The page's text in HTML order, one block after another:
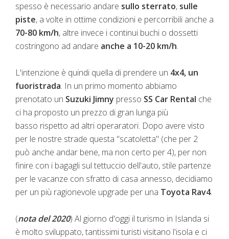
spesso è necessario andare sullo sterrato, sulle
piste, a volte in ottime condizioni e percorribili anche a
70-80 km/h, altre invece i continui buchi o dossetti
costringono ad andare anche a 10-20 km/h.
L'intenzione è quindi quella di prendere un 4x4, un
fuoristrada. In un primo momento abbiamo
prenotato un Suzuki Jimny presso SS Car Rental che
ci ha proposto un prezzo di gran lunga più
basso rispetto ad altri operaratori. Dopo avere visto
per le nostre strade questa "scatoletta" (che per 2
può anche andar bene, ma non certo per 4), per non
finire con i bagagli sul tettuccio dell'auto, stile partenze
per le vacanze con sfratto di casa annesso, decidiamo
per un più ragionevole upgrade per una Toyota Rav4.
(nota del 2020) Al giorno d'oggi il turismo in Islanda si
è molto sviluppato, tantissimi turisti visitano l'isola e ci